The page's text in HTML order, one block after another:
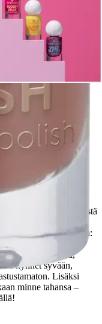
tuotteita.
jokaisesta manikyyristä
sävy näyttää
makean yllätyksen:
vastaleivotusta
ystäville! Sileä,
kynnet syvään,
Lisäksi
minne tahansa –